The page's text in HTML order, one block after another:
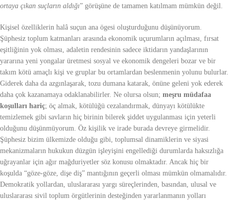
ortaya çıkan suçların aldığı” görüşüne de tamamen katılmam mümkün değil.
Kişisel özelliklerin halâ suçun ana ögesi oluşturduğunu düşünüyorum.
Şüphesiz toplum katmanları arasında ekonomik uçurumların açılması, fırsat
eşitliğinin yok olması, adaletin rendesinin sadece iktidarın yandaşlarının
yararına yeni yongalar üretmesi sosyal ve ekonomik dengeleri bozar ve bir
takım kötü amaçlı kişi ve gruplar bu ortamlardan beslenmenin yolunu bulurlar.
Giderek daha da azgınlaşarak, tozu dumana katarak, önüne geleni yok ederek
daha çok kazanamaya odaklanabilirler. Ne olursa olsun; meşru müdafaa
koşulları hariç; öç almak, kötülüğü cezalandırmak, dünyayı kötülükte
temizlemek gibi savların hiç birinin bilerek şiddet uygulanması için yeterli
olduğunu düşünmüyorum. Öz kişilik ve irade burada devreye girmelidir.
Şüphesiz bizim ülkemizde olduğu gibi, toplumsal dinamiklerin ve siyasi
mekanizmaların hukukun düzgün işleyişini engellediği durumlarda haksızlığa
uğrayanlar için ağır mağduriyetler söz konusu olmaktadır. Ancak hiç bir
koşulda “göze-göze, dişe diş” mantığının geçerli olması mümkün olmamalıdır.
Demokratik yollardan, uluslararası yargı süreçlerinden, basından, ulusal ve
uluslararası sivil toplum örgütlerinin desteğinden yararlanmanın yolları